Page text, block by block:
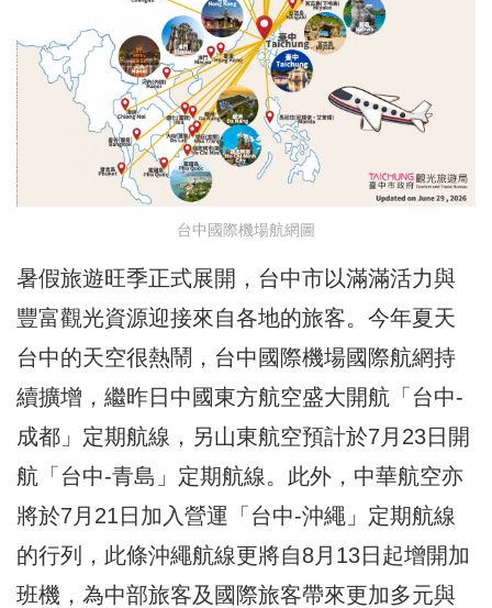
台中國際機場航網圖
暑假旅遊旺季正式展開，台中市以滿滿活力與
豐富觀光資源迎接來自各地的旅客。今年夏天
台中的天空很熱鬧，台中國際機場國際航網持
續擴增，繼昨日中國東方航空盛大開航「台中-
成都」定期航線，另山東航空預計於7月23日開
航「台中-青島」定期航線。此外，中華航空亦
將於7月21日加入營運「台中-沖繩」定期航線
的行列，此條沖繩航線更將自8月13日起增開加
班機，為中部旅客及國際旅客帶來更加多元與